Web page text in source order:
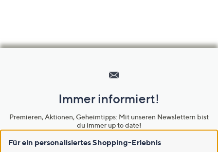
Unternehmensinformationen
Immer informiert!
Premieren, Aktionen, Geheimtipps: Mit unseren Newslettern bist
du immer up to date!
Newsletter abonnieren
Für ein personalisiertes Shopping-Erlebnis